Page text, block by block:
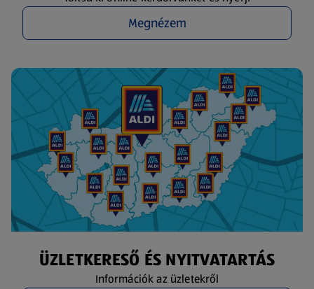
Megnézem
ÜZLETKERESŐ ÉS NYITVATARTÁS
Információk az üzletekről